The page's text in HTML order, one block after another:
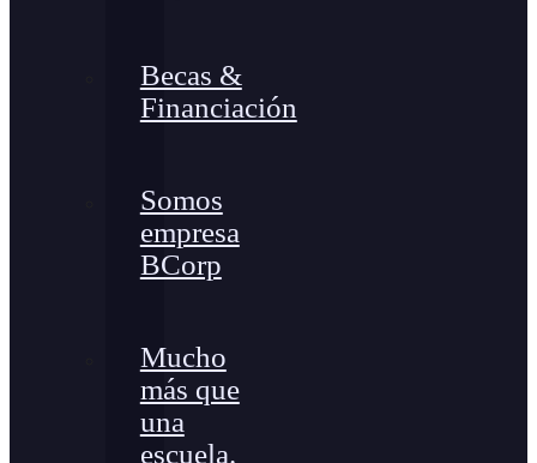
Becas &
Financiación
Somos
empresa
BCorp
Mucho
más que
una
escuela.